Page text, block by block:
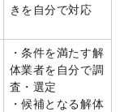
きを自分で対応
・条件を満たす解
体業者を自分で調
査・選定
・候補となる解体